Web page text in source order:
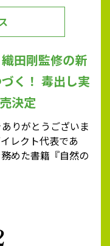
田剛監修の新
く！ 毒出し実
決定
りがとうございま
レクト代表であ
めた書籍『自然の